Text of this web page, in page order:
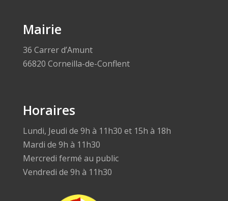
Mairie
36 Carrer d’Amunt
66820 Corneilla-de-Conflent
Horaires
Lundi, Jeudi de 9h à 11h30 et 15h à 18h
Mardi de 9h à 11h30
Mercredi fermé au public
Vendredi de 9h à 11h30